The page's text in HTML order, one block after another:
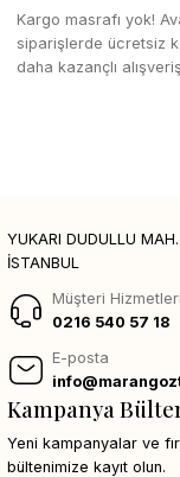
Kargo masrafı yok!
siparişlerde ücretsiz
daha kazançlı
YUKARI DUDULLU
İSTANBUL
Müşteri Hizmetleri
0216 540 57 18
E-posta
Kampanya
Yeni kampanyalar ve
bültenimize kayıt olun.